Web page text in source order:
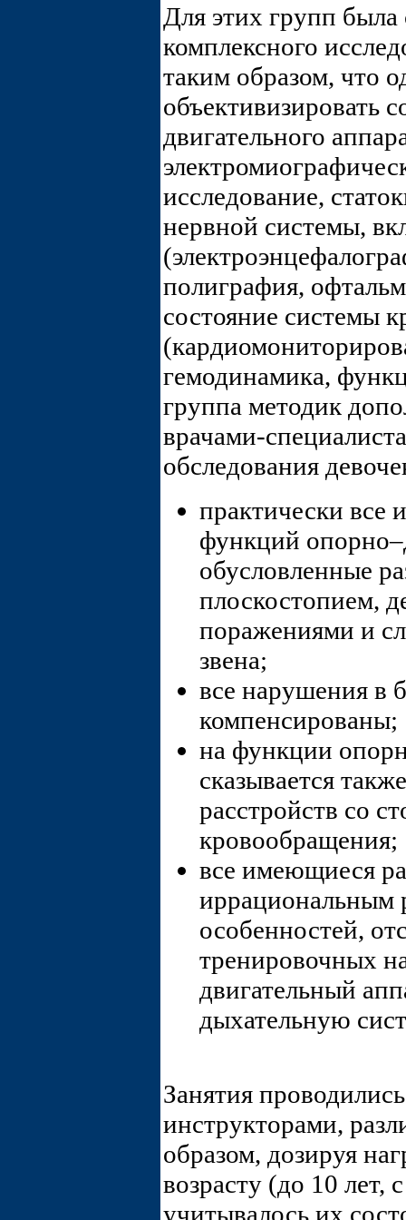
Для этих групп была
комплексного
таким образом, что
объективизировать
двигательного
исследование,
нервной системы,
полиграфия,
состояние системы
гемодинамика,
группа методик
врачами-
обследования
практически все
функций
обусловленные
плоскостопием,
поражениями и
звена;
все нарушения в
компенсированы;
на функции
сказывается
расстройств со
кровообращения;
все имеющиеся
иррациональным
особенностей,
тренировочных
двигательный
дыхательную
Занятия
инструкторами,
образом, дозируя
возрасту (до 10 лет,
учитывалось их